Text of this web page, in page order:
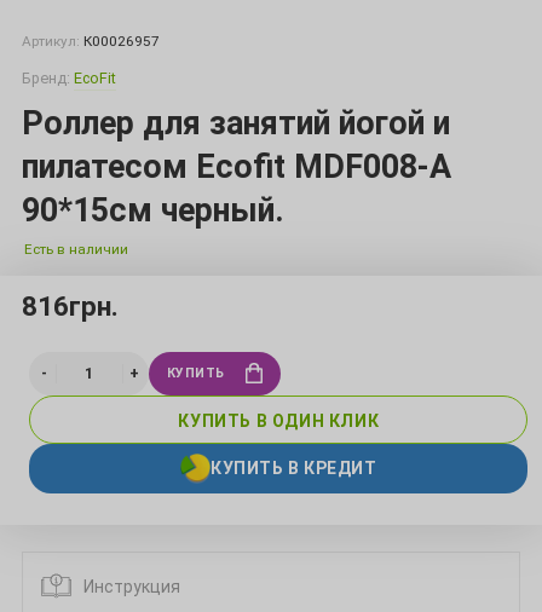
Артикул: К00026957
Бренд: EcoFit
Роллер для занятий йогой и
пилатесом Ecofit MDF008-А
90*15см черный.
Есть в наличии
816грн.
КУПИТЬ
КУПИТЬ В ОДИН КЛИК
КУПИТЬ В КРЕДИТ
Инструкция